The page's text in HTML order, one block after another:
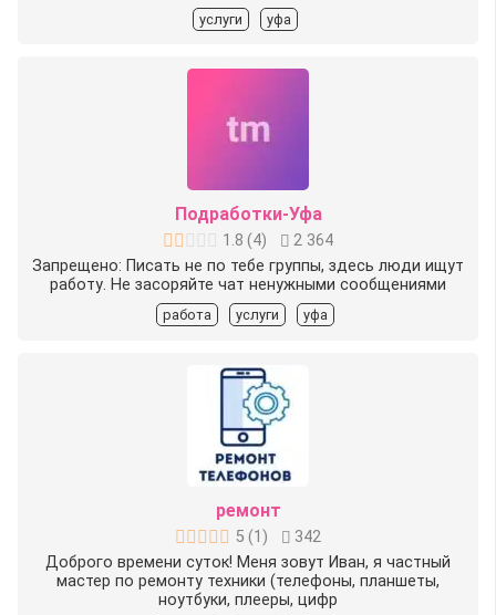
услуги уфа
Подработки-Уфа
1.8 (4)
2 364
Запрещено: Писать не по тебе группы, здесь люди ищут
работу. Не засоряйте чат ненужными сообщениями
работа услуги уфа
ремонт
5 (1 )
342
Доброго времени суток! Меня зовут Иван, я частный
мастер по ремонту техники (телефоны, планшеты,
ноутбуки, плееры, цифр